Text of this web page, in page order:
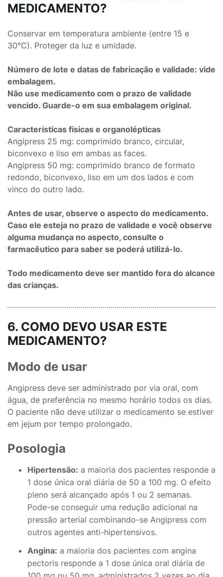
MEDICAMENTO?
Conservar em temperatura ambiente (entre 15 e
30°C). Proteger da luz e umidade.
Número de lote e datas de fabricação e validade: vide
embalagem.
Não use medicamento com o prazo de validade
vencido. Guarde-o em sua embalagem original.
Características físicas e organolépticas
Angipress 25 mg: comprimido branco, circular,
biconvexo e liso em ambas as faces.
Angipress 50 mg: comprimido branco de formato
redondo, biconvexo, liso em um dos lados e com
vinco do outro lado.
Antes de usar, observe o aspecto do medicamento.
Caso ele esteja no prazo de validade e você observe
alguma mudança no aspecto, consulte o
farmacêutico para saber se poderá utilizá-lo.
Todo medicamento deve ser mantido fora do alcance
das crianças.
6. COMO DEVO USAR ESTE
MEDICAMENTO?
Modo de usar
Angipress deve ser administrado por via oral, com
água, de preferência no mesmo horário todos os dias.
O paciente não deve utilizar o medicamento se estiver
em jejum por tempo prolongado.
Posologia
Hipertensão: a maioria dos pacientes responde a
1 dose única oral diária de 50 a 100 mg. O efeito
pleno será alcançado após 1 ou 2 semanas.
Pode-se conseguir uma redução adicional na
pressão arterial combinando-se Angipress com
outros agentes anti-hipertensivos.
Angina: a maioria dos pacientes com angina
pectoris responde a 1 dose única oral diária de